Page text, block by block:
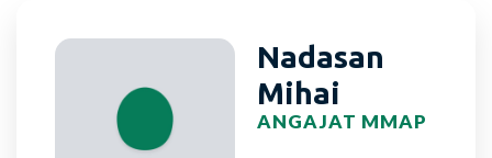
Nadasan
Mihai
ANGAJAT MMAP